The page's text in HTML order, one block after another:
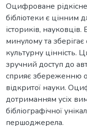
Оцифроване
бібліотеки є цінним
істориків,
минулому та зберігає
культурну цінність.
зручний доступ до
сприяє збереженню
відкритої науки.
дотриманням усіх
бібліографічної
першоджерела.